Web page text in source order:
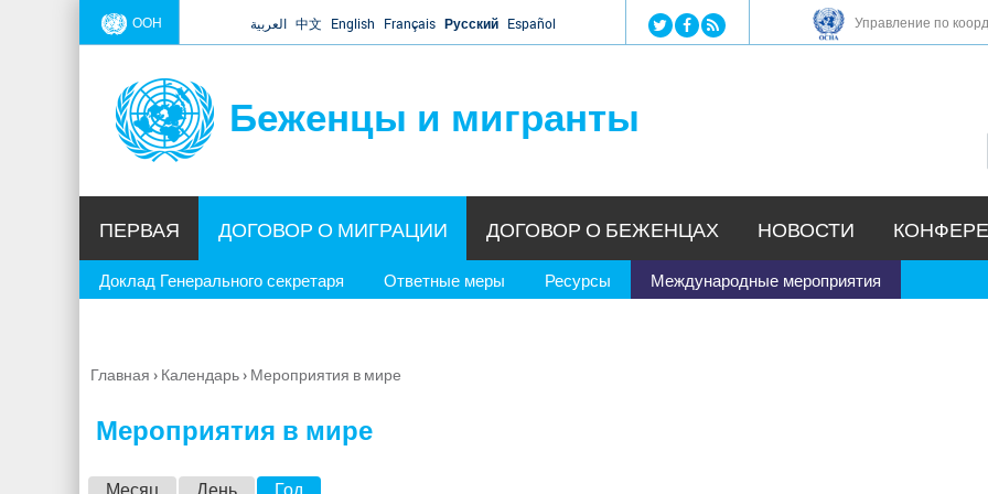
Jump to navigation
ООН العربية 中文 English Français Русский Español Управление по
Беженцы и мигранты
ПЕРВАЯ ДОГОВОР О МИГРАЦИИ
Доклад Генерального секретаря Ответные меры Ресурсы Международные мероприятия
ДОГОВОР О БЕЖЕНЦАХ НОВОСТИ
Вы
Главная › Календарь› Мероприятия в мире
Мероприятия в мире